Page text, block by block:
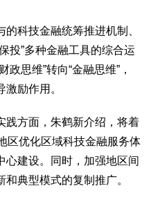
科技金融统筹推进机制、
投”多种金融工具的综合运
思维”转向“金融思维”，
励作用。
方面，朱鹤新介绍，将着
区优化区域科技金融服务体
心建设。同时，加强地区间
典型模式的复制推广。